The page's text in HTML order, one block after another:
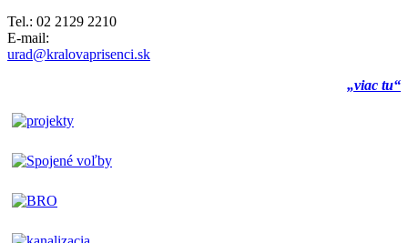
Tel.: 02 2129 2210
E-mail:
urad@kralovaprisenci.sk
„viac tu“